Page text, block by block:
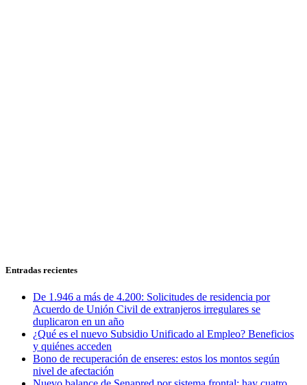
Entradas recientes
De 1.946 a más de 4.200: Solicitudes de residencia por
Acuerdo de Unión Civil de extranjeros irregulares se
duplicaron en un año
¿Qué es el nuevo Subsidio Unificado al Empleo? Beneficios
y quiénes acceden
Bono de recuperación de enseres: estos los montos según
nivel de afectación